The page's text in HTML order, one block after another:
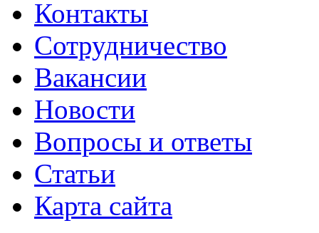
Контакты
Сотрудничество
Вакансии
Новости
Вопросы и ответы
Статьи
Карта сайта